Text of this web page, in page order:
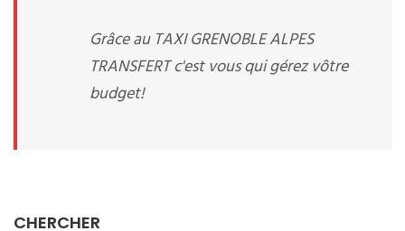
Grâce au TAXI GRENOBLE ALPES
TRANSFERT c'est vous qui gérez vôtre
budget!
CHERCHER